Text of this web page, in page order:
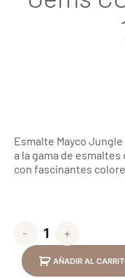
Esmalte Mayco Jungle
a la gama de
con fascinantes
- +
AÑADIR AL